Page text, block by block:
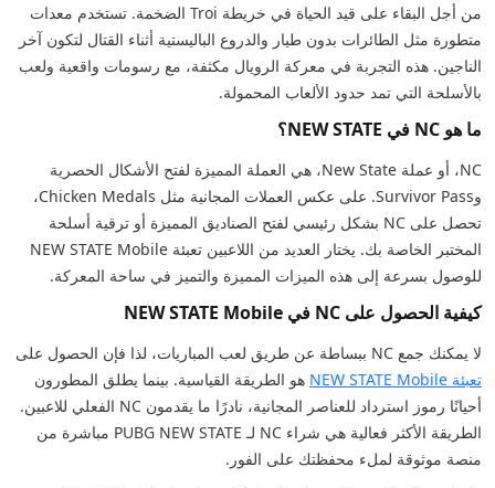
من أجل البقاء على قيد الحياة في خريطة Troi الضخمة. تستخدم معدات
متطورة مثل الطائرات بدون طيار والدروع الباليستية أثناء القتال لتكون آخر
الناجين. هذه التجربة في معركة الرويال مكثفة، مع رسومات واقعية ولعب
بالأسلحة التي تمد حدود الألعاب المحمولة.
ما هو NC في NEW STATE؟
NC، أو عملة New State، هي العملة المميزة لفتح الأشكال الحصرية
وSurvivor Pass. على عكس العملات المجانية مثل Chicken Medals،
تحصل على NC بشكل رئيسي لفتح الصناديق المميزة أو ترقية أسلحة
المختبر الخاصة بك. يختار العديد من اللاعبين تعبئة NEW STATE Mobile
للوصول بسرعة إلى هذه الميزات المميزة والتميز في ساحة المعركة.
كيفية الحصول على NC في NEW STATE Mobile
لا يمكنك جمع NC ببساطة عن طريق لعب المباريات، لذا فإن الحصول على
تعبئة NEW STATE Mobile
هو الطريقة القياسية. بينما يطلق المطورون
أحيانًا رموز استرداد للعناصر المجانية، نادرًا ما يقدمون NC الفعلي للاعبين.
الطريقة الأكثر فعالية هي شراء NC لـ PUBG NEW STATE مباشرة من
منصة موثوقة لملء محفظتك على الفور.